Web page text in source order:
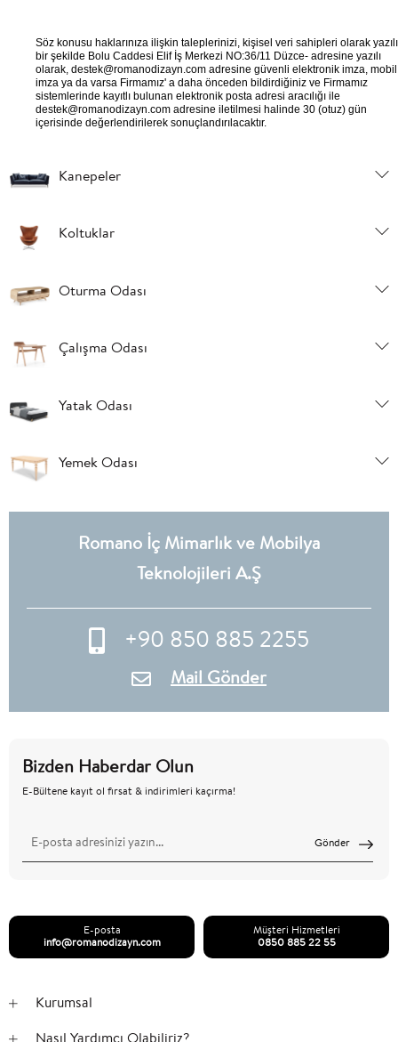
Söz konusu haklarınıza ilişkin taleplerinizi, kişisel veri sahipleri olarak yazılı
bir şekilde Bolu Caddesi Elif İş Merkezi NO:36/11 Düzce- adresine yazılı
olarak, destek@romanodizayn.com adresine güvenli elektronik imza, mobil
imza ya da varsa Firmamız' a daha önceden bildirdiğiniz ve Firmamız
sistemlerinde kayıtlı bulunan elektronik posta adresi aracılığı ile
destek@romanodizayn.com adresine iletilmesi halinde 30 (otuz) gün
içerisinde değerlendirilerek sonuçlandırılacaktır.
Kanepeler
Koltuklar
Oturma Odası
Çalışma Odası
Yatak Odası
Yemek Odası
Romano İç Mimarlık ve Mobilya
Teknolojileri A.Ş
+90 850 885 2255
Mail Gönder
Bizden Haberdar Olun
E-Bültene kayıt ol fırsat & indirimleri kaçırma!
Gönder
E-posta
info@romanodizayn.com
Müşteri Hizmetleri
0850 885 22 55
Kurumsal
Nasıl Yardımcı Olabiliriz?